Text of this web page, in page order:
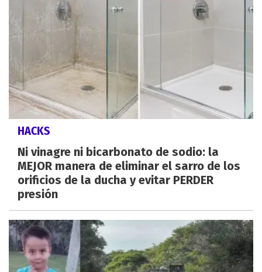
HACKS
Ni vinagre ni bicarbonato de sodio: la
MEJOR manera de eliminar el sarro de los
orificios de la ducha y evitar PERDER
presión